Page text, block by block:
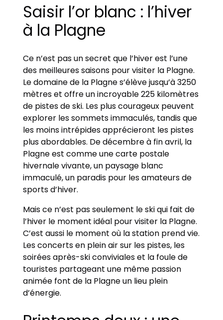
Saisir l’or blanc : l’hiver
à la Plagne
Ce n’est pas un secret que l’hiver est l’une
des meilleures saisons pour visiter la Plagne.
Le domaine de la Plagne s’élève jusqu’à 3250
mètres et offre un incroyable 225 kilomètres
de pistes de ski. Les plus courageux peuvent
explorer les sommets immaculés, tandis que
les moins intrépides apprécieront les pistes
plus abordables. De décembre à fin avril, la
Plagne est comme une carte postale
hivernale vivante, un paysage blanc
immaculé, un paradis pour les amateurs de
sports d’hiver.
Mais ce n’est pas seulement le ski qui fait de
l’hiver le moment idéal pour visiter la Plagne.
C’est aussi le moment où la station prend vie.
Les concerts en plein air sur les pistes, les
soirées après-ski conviviales et la foule de
touristes partageant une même passion
animée font de la Plagne un lieu plein
d’énergie.